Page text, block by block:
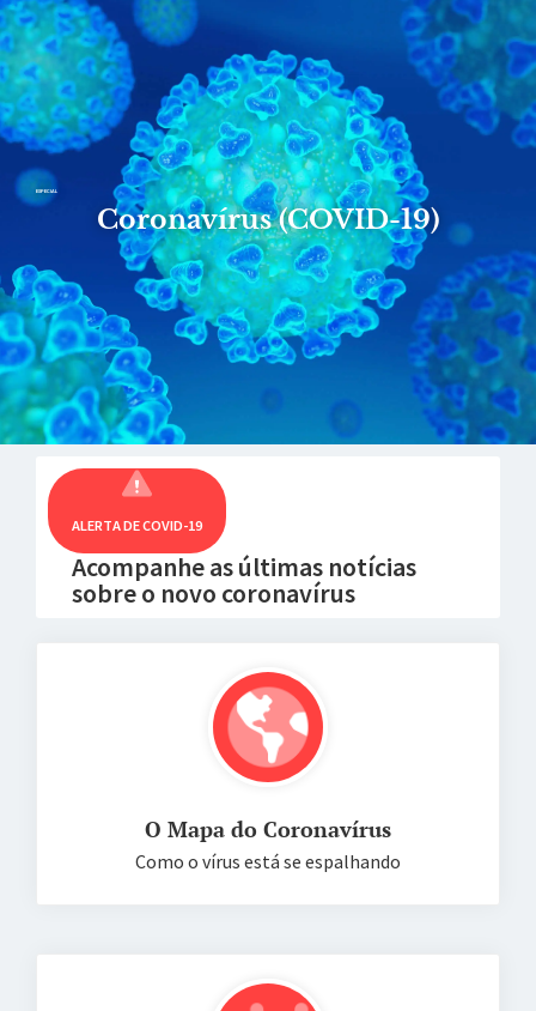
ESPECIAL
Coronavírus (COVID-19)
ALERTA DE COVID-19
Acompanhe as últimas notícias
sobre o novo coronavírus
O Mapa do Coronavírus
Como o vírus está se espalhando